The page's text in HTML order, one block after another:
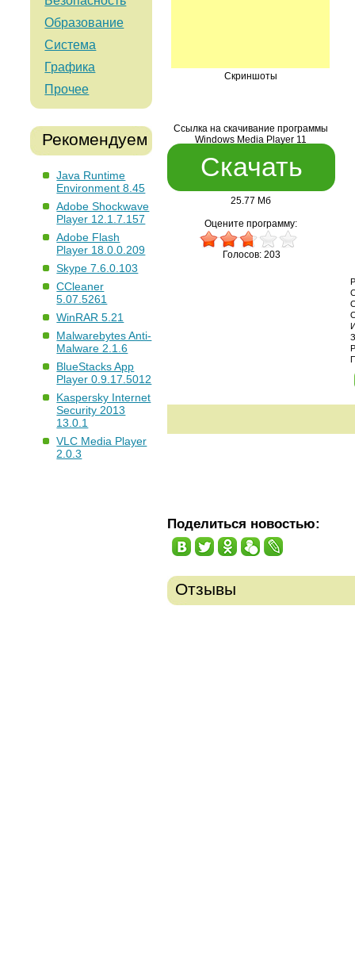
Образование
Система
Графика
Прочее
Рекомендуем
Java Runtime
Environment 8.45
Adobe Shockwave
Player 12.1.7.157
Adobe Flash
Player 18.0.0.209
Skype 7.6.0.103
CCleaner
5.07.5261
WinRAR 5.21
Malwarebytes Anti-
Malware 2.1.6
BlueStacks App
Player 0.9.17.5012
Kaspersky Internet
Security 2013
13.0.1
VLC Media Player
2.0.3
Скриншоты
Ссылка на скачивание программы
Windows Media Player 11
Скачать
25.77 Мб
Оцените программу:
Голосов: 203
Поделиться новостью:
Отзывы